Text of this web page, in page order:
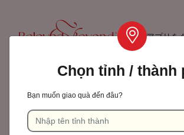
アプリを
カート( 0) ログ
Chọn tỉnh / thành
Bạn muốn giao quà đến đâu?